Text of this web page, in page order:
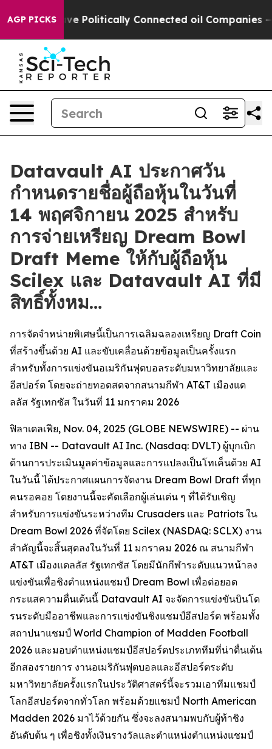
AGP PICKS
Gave Politically Connected oil Companies — not
Datavault AI ประกาศวัน
กำหนดรายชื่อผู้ถือหุ้นในวันที่
14 พฤศจิกายน 2025 สำหรับ
การจ่ายเหรียญ Dream Bowl
Draft Meme ให้กับผู้ถือหุ้น
Scilex และ Datavault AI ที่มี
สิทธิ์ทั้งหม…
การจัดจำหน่ายพิเศษนี้เป็นการเฉลิมฉลองเหรียญ Draft Coin
ที่สร้างขึ้นด้วย AI และขับเคลื่อนด้วยข้อมูลเป็นครั้งแรก
สำหรับทั้งการแข่งขันอเมริกันฟุตบอลระดับมหาวิทยาลัยและ
อีสปอร์ต โดยจะถ่ายทอดสดจากสนามกีฬา AT&T เมืองแด
ลลัส รัฐเทกซัส ในวันที่ 11 มกราคม 2026
ฟิลาเดลเฟีย, Nov. 04, 2025 (GLOBE NEWSWIRE) -- ผ่าน
ทาง IBN -- Datavault AI Inc. (Nasdaq: DVLT) ผู้บุกเบิก
ด้านการประเมินมูลค่าข้อมูลและการแปลงเป็นโทเค็นด้วย AI
ในวันนี้ ได้ประกาศแผนการจัดงาน Dream Bowl Draft ที่ทุก
คนรอคอย โดยงานนี้จะคัดเลือกผู้เล่นเด่น ๆ ที่ได้รับเชิญ
สำหรับการแข่งขันระหว่างทีม Crusaders และ Patriots ใน
Dream Bowl 2026 ที่จัดโดย Scilex (NASDAQ: SCLX) งาน
สำคัญนี้จะสิ้นสุดลงในวันที่ 11 มกราคม 2026 ณ สนามกีฬา
AT&T เมืองแดลลัส รัฐเทกซัส โดยมีนักกีฬาระดับแนวหน้าลง
แข่งขันเพื่อชิงตำแหน่งแชมป์ Dream Bowl เพื่อต่อยอด
กระแสความตื่นเต้นนี้ Datavault AI จะจัดการแข่งขันบินโด
รนระดับมืออาชีพและการแข่งขันชิงแชมป์อีสปอร์ต พร้อมทั้ง
สถาปนาแชมป์ World Champion of Madden Football
2026 และมอบตำแหน่งแชมป์อีสปอร์ตประเภททีมที่น่าตื่นเต้น
อีกสองรายการ งานอเมริกันฟุตบอลและอีสปอร์ตระดับ
มหาวิทยาลัยครั้งแรกในประวัติศาสตร์นี้จะรวมเอาทีมแชมป์
โลกอีสปอร์ตจากทั่วโลก พร้อมด้วยแชมป์ North American
Madden 2026 มาไว้ด้วยกัน ซึ่งจะลงสนามพบกับผู้ท้าชิง
อันดับต้น ๆ เพื่อชิงทั้งเงินรางวัลและตำแหน่งตำแหน่งแชมป์